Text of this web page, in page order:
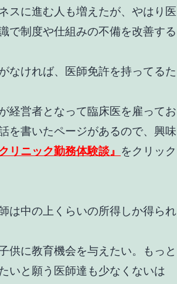
スに進む人も増えたが、やはり医
で制度や仕組みの不備を改善する
なければ、医師免許を持ってるた
経営者となって臨床医を雇ってお
を書いたページがあるので、興味
リニック勤務体験談』 をクリック
は中の上くらいの所得しか得られ
供に教育機会を与えたい。もっと
いと願う医師達も少なくないは